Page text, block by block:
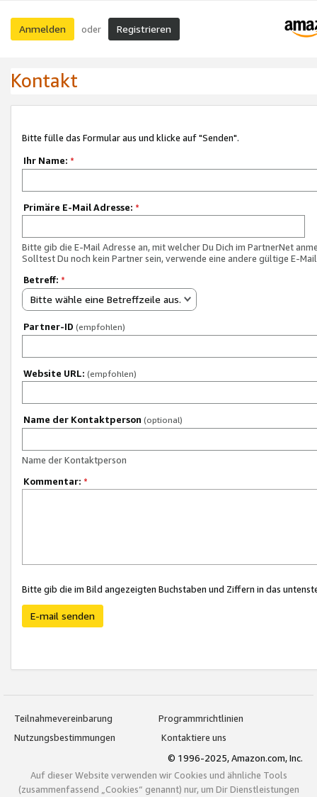
Anmelden oder Registrieren
Kontakt
Bitte fülle das Formular aus und klicke auf "Senden".
Ihr Name: *
Primäre E-Mail Adresse: *
Bitte gib die E-Mail Adresse an, mit welcher Du Dich im PartnerNet
Solltest Du noch kein Partner sein, verwende eine andere gültige E-
Betreff: *
Bitte wähle eine Betreffzeile aus.
Partner-ID (empfohlen)
Website URL: (empfohlen)
Name der Kontaktperson (optional)
Name der Kontaktperson
Kommentar: *
Bitte gib die im Bild angezeigten Buchstaben und Ziffern in das
E-mail senden
Teilnahmevereinbarung
Programmrichtlinien
Nutzungsbestimmungen
Kontaktiere uns
© 1996-2025, Amazon.com, Inc.
Auf dieser Website verwenden wir Cookies und ähnliche Tools
(zusammenfassend „Cookies“ genannt) nur, um Dir Dienstleistungen